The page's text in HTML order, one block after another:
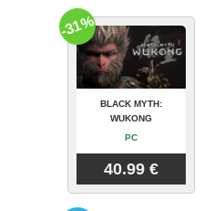
BLACK MYTH:
WUKONG
PC
40.99 €
-31%